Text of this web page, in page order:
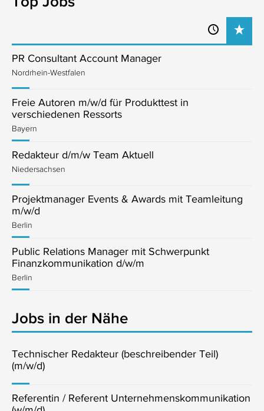
PR Consultant Account Manager
Nordrhein-Westfalen
Freie Autoren m/w/d für Produkttest in
verschiedenen Ressorts
Bayern
Redakteur d/m/w Team Aktuell
Niedersachsen
Projektmanager Events & Awards mit Teamleitung
m/w/d
Berlin
Public Relations Manager mit Schwerpunkt
Finanzkommunikation d/w/m
Berlin
Jobs in der Nähe
Technischer Redakteur (beschreibender Teil)
(m/w/d)
Referentin / Referent Unternehmenskommunikation